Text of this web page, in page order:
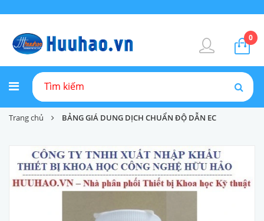
0
Trang chủ BẢNG GIÁ DUNG DỊCH CHUẨN ĐỘ DẪN EC